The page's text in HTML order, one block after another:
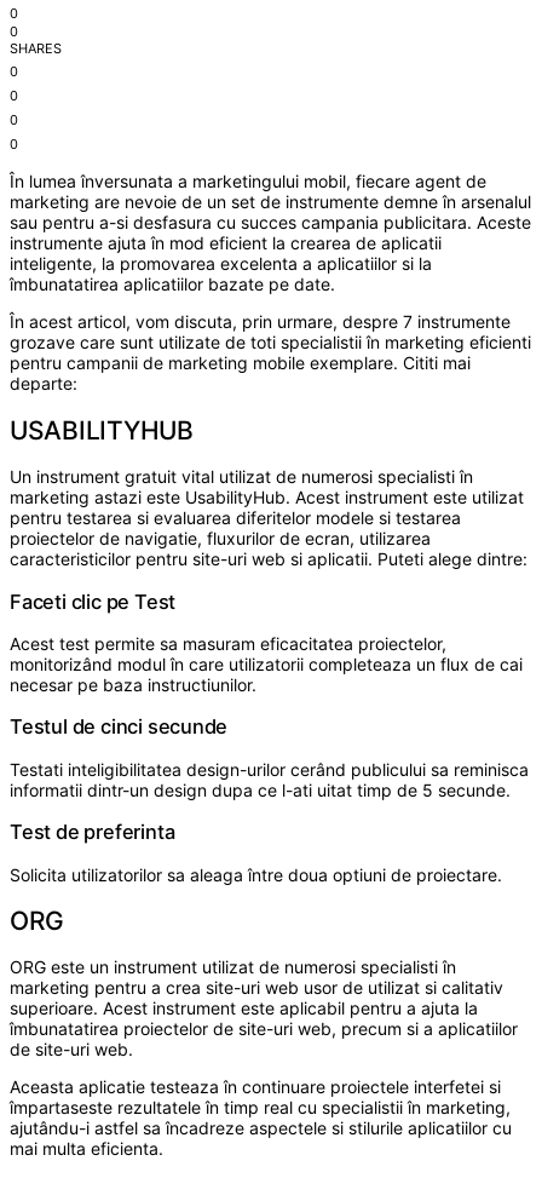
0
0
SHARES
0
0
0
0
În lumea înversunata a marketingului mobil, fiecare agent de
marketing are nevoie de un set de instrumente demne în arsenalul
sau pentru a-si desfasura cu succes campania publicitara. Aceste
instrumente ajuta în mod eficient la crearea de aplicatii
inteligente, la promovarea excelenta a aplicatiilor si la
îmbunatatirea aplicatiilor bazate pe date.
În acest articol, vom discuta, prin urmare, despre 7 instrumente
grozave care sunt utilizate de toti specialistii în marketing eficienti
pentru campanii de marketing mobile exemplare. Cititi mai
departe:
USABILITYHUB
Un instrument gratuit vital utilizat de numerosi specialisti în
marketing astazi este UsabilityHub. Acest instrument este utilizat
pentru testarea si evaluarea diferitelor modele si testarea
proiectelor de navigatie, fluxurilor de ecran, utilizarea
caracteristicilor pentru site-uri web si aplicatii. Puteti alege dintre:
Faceti clic pe Test
Acest test permite sa masuram eficacitatea proiectelor,
monitorizând modul în care utilizatorii completeaza un flux de cai
necesar pe baza instructiunilor.
Testul de cinci secunde
Testati inteligibilitatea design-urilor cerând publicului sa reminisca
informatii dintr-un design dupa ce l-ati uitat timp de 5 secunde.
Test de preferinta
Solicita utilizatorilor sa aleaga între doua optiuni de proiectare.
ORG
ORG este un instrument utilizat de numerosi specialisti în
marketing pentru a crea site-uri web usor de utilizat si calitativ
superioare. Acest instrument este aplicabil pentru a ajuta la
îmbunatatirea proiectelor de site-uri web, precum si a aplicatiilor
de site-uri web.
Aceasta aplicatie testeaza în continuare proiectele interfetei si
împartaseste rezultatele în timp real cu specialistii în marketing,
ajutându-i astfel sa încadreze aspectele si stilurile aplicatiilor cu
mai multa eficienta.